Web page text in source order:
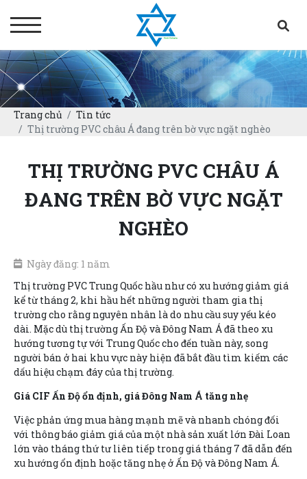
Trang chủ
Tin tức
Thị trường PVC châu Á đang trên bờ vực ngặt nghèo
THỊ TRƯỜNG PVC CHÂU Á
ĐANG TRÊN BỜ VỰC NGẶT
NGHÈO
Ngày đăng: 1 năm
Thị trường PVC Trung Quốc hầu như có xu hướng giảm giá
kể từ tháng 2, khi hầu hết những người tham gia thị
trường cho rằng nguyên nhân là do nhu cầu suy yếu kéo
dài. Mặc dù thị trường Ấn Độ và Đông Nam Á đã theo xu
hướng tương tự với Trung Quốc cho đến tuần này, song
người bán ở hai khu vực này hiện đã bắt đầu tìm kiếm các
dấu hiệu chạm đáy của thị trường.
Giá CIF Ấn Độ ổn định, giá Đông Nam Á tăng nhẹ
Việc phản ứng mua hàng mạnh mẽ và nhanh chóng đối
với thông báo giảm giá của một nhà sản xuất lớn Đài Loan
lớn vào tháng thứ tư liên tiếp trong giá tháng 7 đã dẫn đến
xu hướng ổn định hoặc tăng nhẹ ở Ấn Độ và Đông Nam Á.